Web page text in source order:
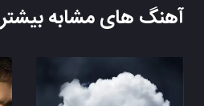
آهنگ های مشابه بیشتر